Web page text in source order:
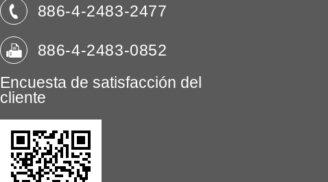
886-4-2483-2477
886-4-2483-0852
Encuesta de satisfacción del
cliente